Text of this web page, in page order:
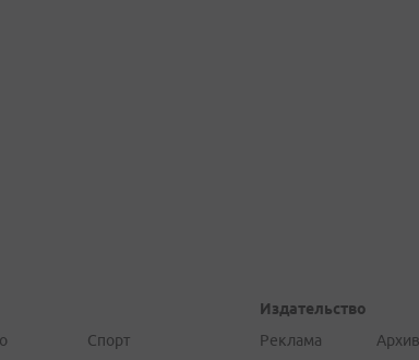
Спорт
Издательство
Реклама